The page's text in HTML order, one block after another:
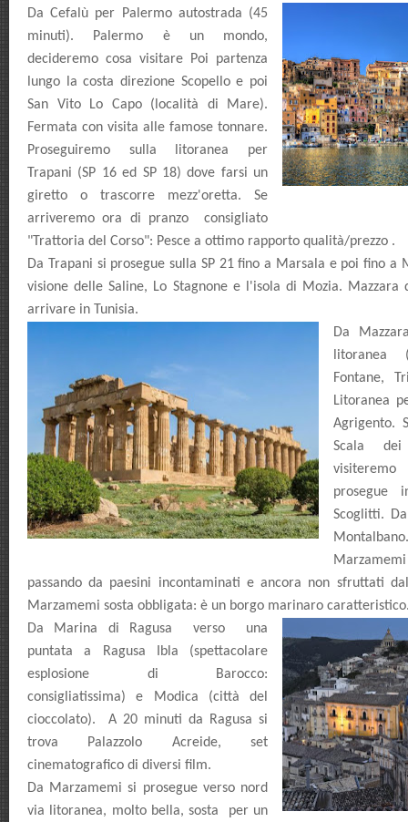
Da Cefalù per Palermo autostrada (45
minuti). Palermo è un mondo,
decideremo cosa visitare Poi partenza
lungo la costa direzione Scopello e poi
San Vito Lo Capo (località di Mare).
Fermata con visita alle famose tonnare.
Proseguiremo sulla litoranea per
Trapani (SP 16 ed SP 18) dove farsi un
giretto o trascorre mezz'oretta. Se
arriveremo ora di pranzo consigliato
"Trattoria del Corso": Pesce a ottimo rapporto qualità/prezzo .
Da Trapani si prosegue sulla SP 21 fino a Marsala e poi fino a
visione delle Saline, Lo Stagnone e l'isola di Mozia.
arrivare in Tunisia.
Da
litoranea
Fontane,
Litoranea
Agrigento.
Scala
visiteremo
prosegue
Scoglitti.
passando da paesini incontaminati e ancora non sfruttati
Marzamemi sosta obbligata: è un borgo marinaro
Da Marina di Ragusa verso una
puntata a Ragusa Ibla (spettacolare
esplosione di Barocco:
consigliatissima) e Modica (città del
cioccolato). A 20 minuti da Ragusa si
trova Palazzolo Acreide, set
cinematografico di diversi film.
Da Marzamemi si prosegue verso nord
via litoranea, molto bella, sosta per un